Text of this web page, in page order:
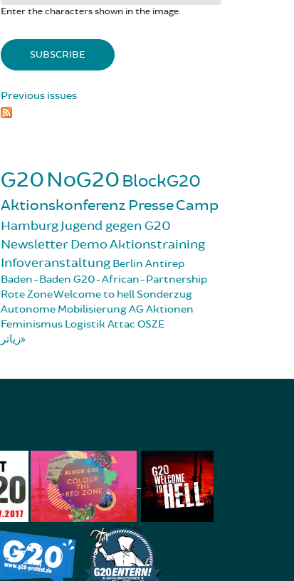
Enter the characters shown in the image.
Previous issues
G20NoG20 BlockG20
Aktionskonferenz PresseCamp
HamburgJugend gegen G20
NewsletterDemoAktionstraining
Infoveranstaltung Berlin Antirep
Baden-Baden G20-African-Partnership
Rote ZoneWelcome to hellSonderzug
Autonome MobilisierungAG Aktionen
Feminismus Logistik Attac OSZE
زیاتر